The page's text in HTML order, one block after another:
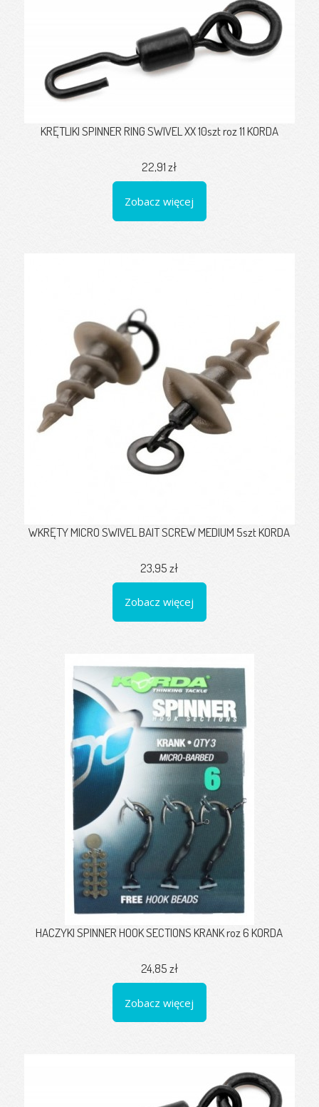
KRĘTLIKI SPINNER RING SWIVEL XX 10szt roz 11 KORDA
22,91 zł
Zobacz więcej
WKRĘTY MICRO SWIVEL BAIT SCREW MEDIUM 5szt KORDA
23,95 zł
Zobacz więcej
HACZYKI SPINNER HOOK SECTIONS KRANK roz 6 KORDA
24,85 zł
Zobacz więcej